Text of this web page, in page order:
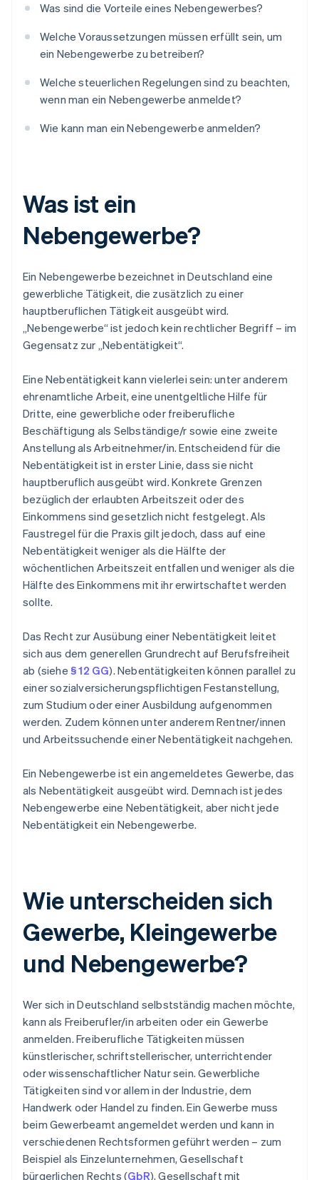
Was sind die Vorteile eines Nebengewerbes?
Welche Voraussetzungen müssen erfüllt sein, um
ein Nebengewerbe zu betreiben?
Welche steuerlichen Regelungen sind zu beachten,
wenn man ein Nebengewerbe anmeldet?
Wie kann man ein Nebengewerbe anmelden?
Was ist ein
Nebengewerbe?
Ein Nebengewerbe bezeichnet in Deutschland eine
gewerbliche Tätigkeit, die zusätzlich zu einer
hauptberuflichen Tätigkeit ausgeübt wird.
„Nebengewerbe“ ist jedoch kein rechtlicher Begriff – im
Gegensatz zur „Nebentätigkeit“.
Eine Nebentätigkeit kann vielerlei sein: unter anderem
ehrenamtliche Arbeit, eine unentgeltliche Hilfe für
Dritte, eine gewerbliche oder freiberufliche
Beschäftigung als Selbständige/r sowie eine zweite
Anstellung als Arbeitnehmer/in. Entscheidend für die
Nebentätigkeit ist in erster Linie, dass sie nicht
hauptberuflich ausgeübt wird. Konkrete Grenzen
bezüglich der erlaubten Arbeitszeit oder des
Einkommens sind gesetzlich nicht festgelegt. Als
Faustregel für die Praxis gilt jedoch, dass auf eine
Nebentätigkeit weniger als die Hälfte der
wöchentlichen Arbeitszeit entfallen und weniger als die
Hälfte des Einkommens mit ihr erwirtschaftet werden
sollte.
Das Recht zur Ausübung einer Nebentätigkeit leitet
sich aus dem generellen Grundrecht auf Berufsfreiheit
ab (siehe § 12 GG). Nebentätigkeiten können parallel zu
einer sozialversicherungspflichtigen Festanstellung,
zum Studium oder einer Ausbildung aufgenommen
werden. Zudem können unter anderem Rentner/innen
und Arbeitssuchende einer Nebentätigkeit nachgehen.
Ein Nebengewerbe ist ein angemeldetes Gewerbe, das
als Nebentätigkeit ausgeübt wird. Demnach ist jedes
Nebengewerbe eine Nebentätigkeit, aber nicht jede
Nebentätigkeit ein Nebengewerbe.
Wie unterscheiden sich
Gewerbe, Kleingewerbe
und Nebengewerbe?
Wer sich in Deutschland selbstständig machen möchte,
kann als Freiberufler/in arbeiten oder ein Gewerbe
anmelden. Freiberufliche Tätigkeiten müssen
künstlerischer, schriftstellerischer, unterrichtender
oder wissenschaftlicher Natur sein. Gewerbliche
Tätigkeiten sind vor allem in der Industrie, dem
Handwerk oder Handel zu finden. Ein Gewerbe muss
beim Gewerbeamt angemeldet werden und kann in
verschiedenen Rechtsformen geführt werden – zum
Beispiel als Einzelunternehmen, Gesellschaft
bürgerlichen Rechts (GbR), Gesellschaft mit